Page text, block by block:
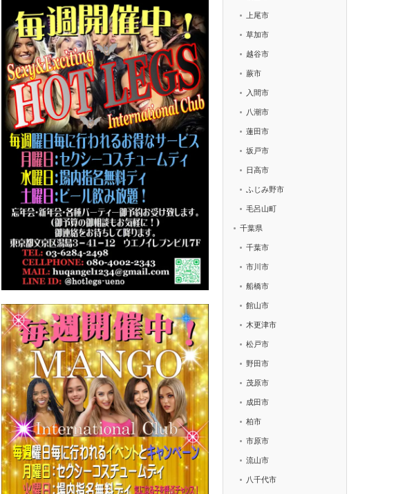
上尾市
草加市
越谷市
蕨市
入間市
八潮市
蓮田市
坂戸市
日高市
ふじみ野市
毛呂山町
千葉県
千葉市
市川市
船橋市
館山市
木更津市
松戸市
野田市
茂原市
成田市
柏市
市原市
流山市
八千代市